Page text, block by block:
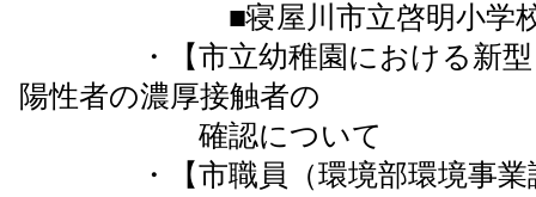
■寝屋川市立啓明小学校の
・【市立幼稚園における新型
陽性者の濃厚接触者の
確認について
・【市職員（環境部環境事業課